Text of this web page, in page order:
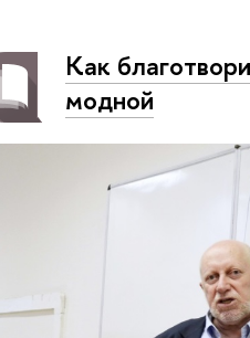
Как
модной